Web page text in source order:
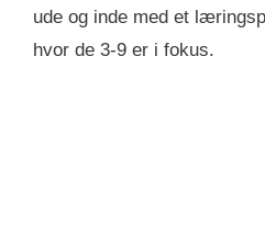
ude og inde med et
hvor de 3-9 er i fokus.